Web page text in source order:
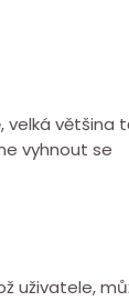
velká většina
vyhnout se
uživatele,